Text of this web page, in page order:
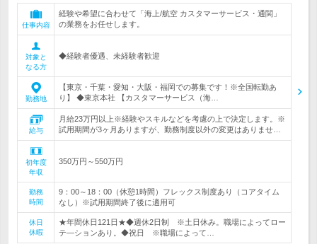
仕事内容
経験や希望に合わせて「海上/航空 カスタマーサービス・通関」
の業務をお任せします。
対象と
なる方
◆経験者優遇、未経験者歓迎
勤務地
【東京・千葉・愛知・大阪・福岡での募集です！※全国転勤あ
り】 ◆東京本社 【カスタマーサービス（海…
給与
月給23万円以上※経験やスキルなどを考慮の上で決定します。※
試用期間が3ヶ月ありますが、勤務制度以外の変更はありませ…
初年度
年収
350万円～550万円
勤務
時間
9：00～18：00（休憩1時間）フレックス制度あり（コアタイム
なし）※試用期間終了後に適用可
休日
休暇
★年間休日121日★◆週休2日制 ※土日休み。職場によってロー
テ―ションあり。◆祝日 ※職場によって…